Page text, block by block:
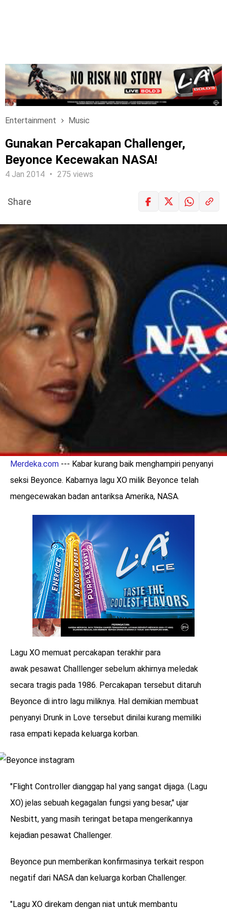
Entertainment Music
Gunakan Percakapan Challenger,
Beyonce Kecewakan NASA!
4 Jan 2014 275 views
benefit
menarik
Share
Merdeka.com --- Kabar kurang baik menghampiri penyanyi
seksi Beyonce. Kabarnya lagu XO milik Beyonce telah
mengecewakan badan antariksa Amerika, NASA.
Lagu XO memuat percakapan terakhir para
awak pesawat Challlenger sebelum akhirnya meledak
secara tragis pada 1986. Percakapan tersebut ditaruh
Beyonce di intro lagu miliknya. Hal demikian membuat
penyanyi Drunk in Love tersebut dinilai kurang memiliki
rasa empati kepada keluarga korban.
"Flight Controller dianggap hal yang sangat dijaga. (Lagu
XO) jelas sebuah kegagalan fungsi yang besar," ujar
Nesbitt, yang masih teringat betapa mengerikannya
kejadian pesawat Challenger.
Beyonce pun memberikan konfirmasinya terkait respon
negatif dari NASA dan keluarga korban Challenger.
"Lagu XO direkam dengan niat untuk membantu